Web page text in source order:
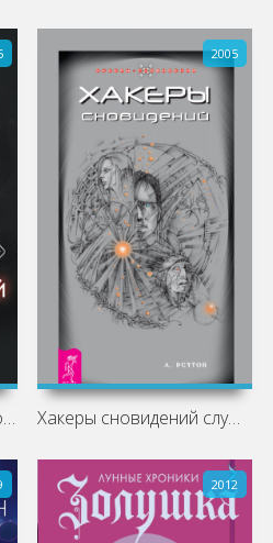
Видоизмененный углерод. Такеси Ковач:
2005
Хакеры сновидений слушать аудиокнигу
2012